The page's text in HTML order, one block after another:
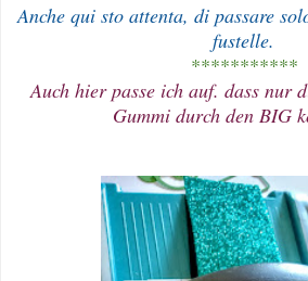
Anche qui sto attenta, di passare
fustelle.
***********
Auch hier passe ich auf. dass nur
Gummi durch den BIG